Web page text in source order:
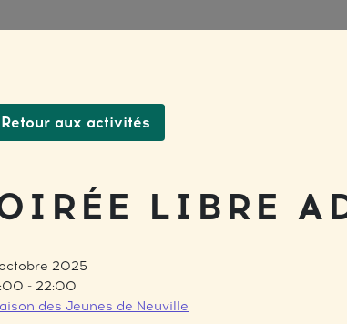
Retour aux activités
LIBRE
2025
- 22:00
des Jeunes de Neuville